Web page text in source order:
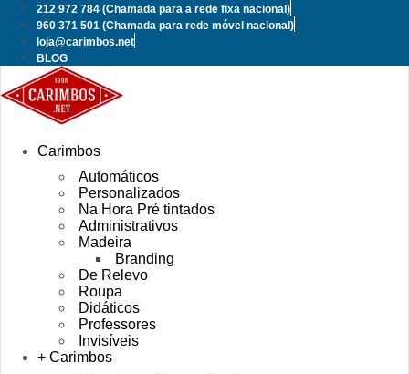
Pular
para
conteúdo
212 972 784 (Chamada para a rede fixa nacional)
960 371 501 (Chamada para rede móvel nacional)
loja@carimbos.net
BLOG
Carimbos
Automáticos
Personalizados
Na Hora Pré tintados
Administrativos
Madeira
Branding
De Relevo
Roupa
Didáticos
Professores
Invisíveis
+ Carimbos